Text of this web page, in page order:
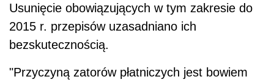
Usunięcie obowiązujących w tym zakresie do
2015 r. przepisów uzasadniano ich
bezskutecznością.
"Przyczyną zatorów płatniczych jest bowiem